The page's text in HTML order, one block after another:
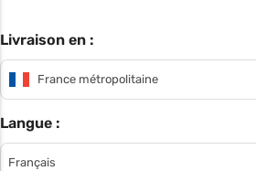
Livraison en :
France métropolitaine
Langue :
Français